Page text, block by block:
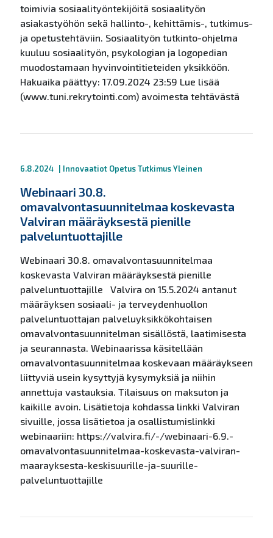
toimivia sosiaalityöntekijöitä sosiaalityön
asiakastyöhön sekä hallinto-, kehittämis-, tutkimus-
ja opetustehtäviin. Sosiaalityön tutkinto-ohjelma
kuuluu sosiaalityön, psykologian ja logopedian
muodostamaan hyvinvointitieteiden yksikköön.
Hakuaika päättyy: 17.09.2024 23:59 Lue lisää
(www.tuni.rekrytointi.com) avoimesta tehtävästä
6.8.2024 Innovaatiot OpetusTutkimusYleinen
Webinaari 30.8.
omavalvontasuunnitelmaa koskevasta
Valviran määräyksestä pienille
palveluntuottajille
Webinaari 30.8. omavalvontasuunnitelmaa
koskevasta Valviran määräyksestä pienille
palveluntuottajille Valvira on 15.5.2024 antanut
määräyksen sosiaali- ja terveydenhuollon
palveluntuottajan palveluyksikkökohtaisen
omavalvontasuunnitelman sisällöstä, laatimisesta
ja seurannasta. Webinaarissa käsitellään
omavalvontasuunnitelmaa koskevaan määräykseen
liittyviä usein kysyttyjä kysymyksiä ja niihin
annettuja vastauksia. Tilaisuus on maksuton ja
kaikille avoin. Lisätietoja kohdassa linkki Valviran
sivuille, jossa lisätietoa ja osallistumislinkki
webinaariin: https://valvira.fi/-/webinaari-6.9.-
omavalvontasuunnitelmaa-koskevasta-valviran-
maarayksesta-keskisuurille-ja-suurille-
palveluntuottajille